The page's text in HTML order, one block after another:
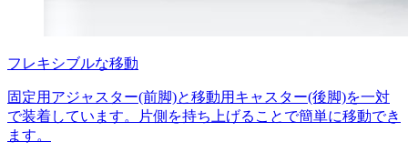
フレキシブルな移動
固定用アジャスター(前脚)と移動用キャスター(後脚)を一対
で装着しています。片側を持ち上げることで簡単に移動でき
ます。